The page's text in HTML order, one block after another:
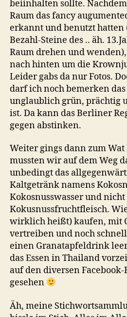
beiinhalten sollte.
Raum das fancy
erkannt und benutzt hatten
Bezahl-Steine des .. äh.
Raum drehen und
nach hinten um die
Leider gabs da nur Fotos.
darf ich noch bemerken
unglaublich grün, prächtig
ist. Da kann das Berliner
gegen abstinken.
Weiter gings dann zum
mussten wir auf dem Weg
unbedingt das
Kaltgetränk namens
Kokosnusswasser und
Kokusnussfruchtfleisch.
wirklich heißt) kaufen, mit
vertreiben und noch
einen Granatapfeldrink
das Essen in Thailand
auf den diversen
gesehen
Äh, meine